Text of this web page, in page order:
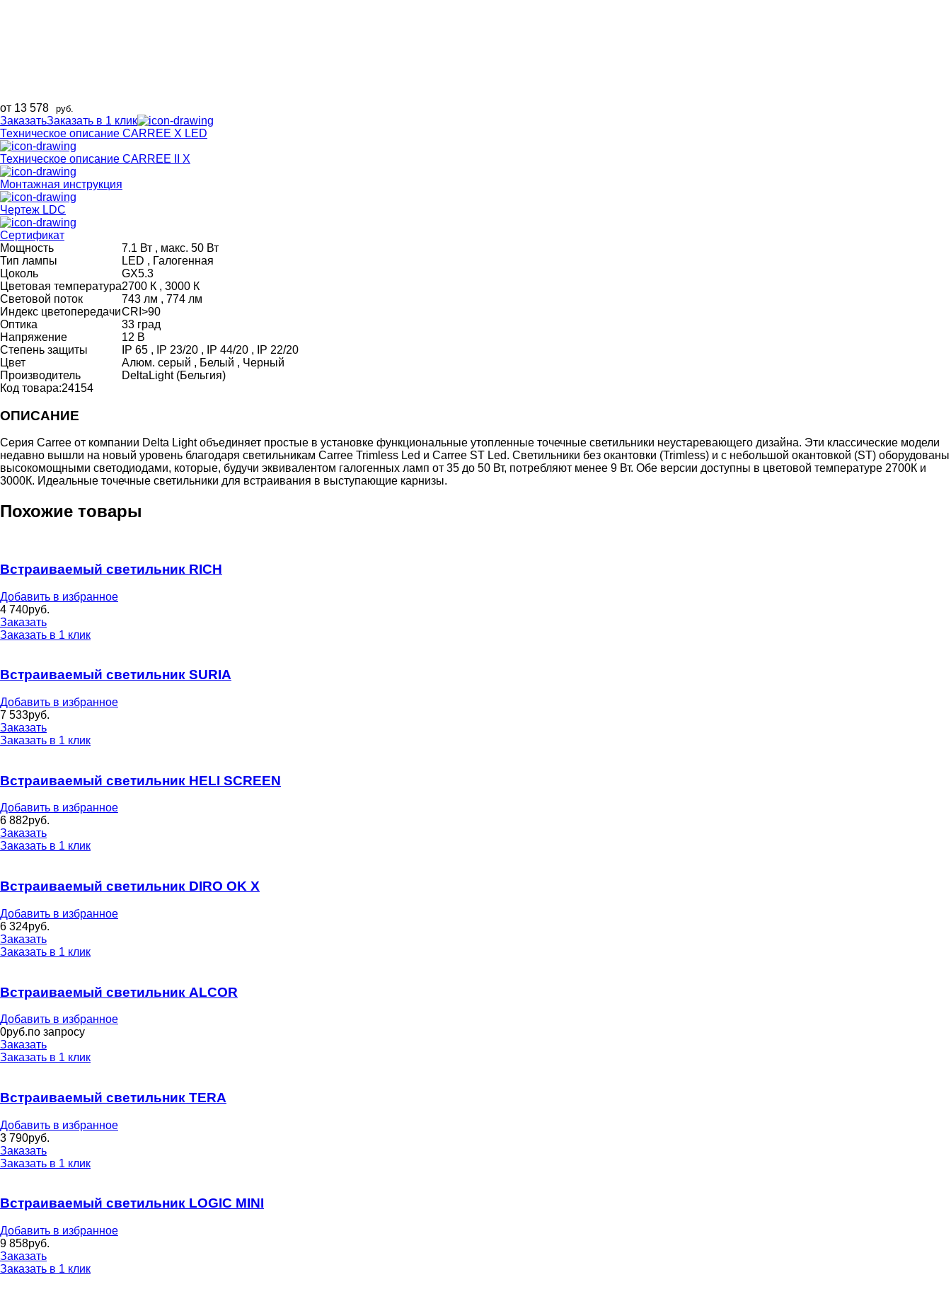
от 13 578 руб.
ЗаказатьЗаказать в 1 клик
Техническое описание CARREE X LED
Техническое описание CARREE II X
Монтажная инструкция
Чертеж LDC
Сертификат
Мощность
7.1 Вт , макс. 50 Вт
Тип лампы
LED , Галогенная
Цоколь
GX5.3
Цветовая температура2700 К , 3000 К
Световой поток
743 лм , 774 лм
Индекс цветопередачиCRI>90
Оптика
33 град
Напряжение
12 В
Степень защиты
IP 65 , IP 23/20 , IP 44/20 , IP 22/20
Цвет
Алюм. серый , Белый , Черный
Производитель
DeltaLight (Бельгия)
Код товара:24154
ОПИСАНИЕ
Серия Carree от компании Delta Light объединяет простые в установке функциональные утопленные точечные светильники неустаревающего дизайна. Эти классические модели
недавно вышли на новый уровень благодаря светильникам Carree Trimless Led и Carree ST Led. Светильники без окантовки (Trimless) и с небольшой окантовкой (ST) оборудованы
высокомощными светодиодами, которые, будучи эквивалентом галогенных ламп от 35 до 50 Вт, потребляют менее 9 Вт. Обе версии доступны в цветовой температуре 2700К и
3000К. Идеальные точечные светильники для встраивания в выступающие карнизы.
Похожие товары
Встраиваемый светильник RICH
Добавить в избранное
4 740руб.
Заказать
Заказать в 1 клик
Встраиваемый светильник SURIA
Добавить в избранное
7 533руб.
Заказать
Заказать в 1 клик
Встраиваемый светильник HELI SCREEN
Добавить в избранное
6 882руб.
Заказать
Заказать в 1 клик
Встраиваемый светильник DIRO OK X
Добавить в избранное
6 324руб.
Заказать
Заказать в 1 клик
Встраиваемый светильник ALCOR
Добавить в избранное
0руб.по запросу
Заказать
Заказать в 1 клик
Встраиваемый светильник TERA
Добавить в избранное
3 790руб.
Заказать
Заказать в 1 клик
Встраиваемый светильник LOGIC MINI
Добавить в избранное
9 858руб.
Заказать
Заказать в 1 клик